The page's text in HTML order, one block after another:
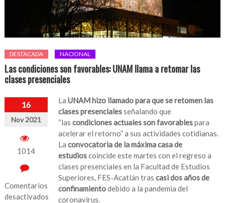
DESTACADA NACIONAL
Las condiciones son favorables: UNAM llama a retomar las
clases presenciales
16
Nov 2021
1014
Comentarios
desactivados
LaUNAM hizo llamado para que se retomen las
clases presencialesseñalando que
“lascondiciones actuales son favorablespara
acelerar el retorno” a sus actividades cotidianas.
La convocatoria de la máxima casa de
estudioscoincide este martes con el regreso a
clases presenciales en la Facultad de Estudios
Superiores, FES-Acatlán tras casi dos años de
confinamientodebido a la pandemia del
coronavirus.